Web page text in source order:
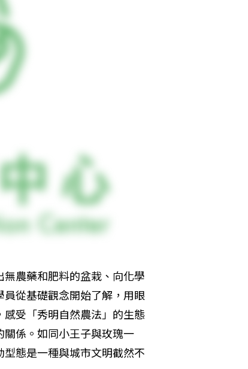
農藥和肥料的盆栽、向化學
從基礎觀念開始了解，用眼
受「秀明自然農法」的生態
係。如同小王子與玫瑰一
態是一種與城市文明截然不